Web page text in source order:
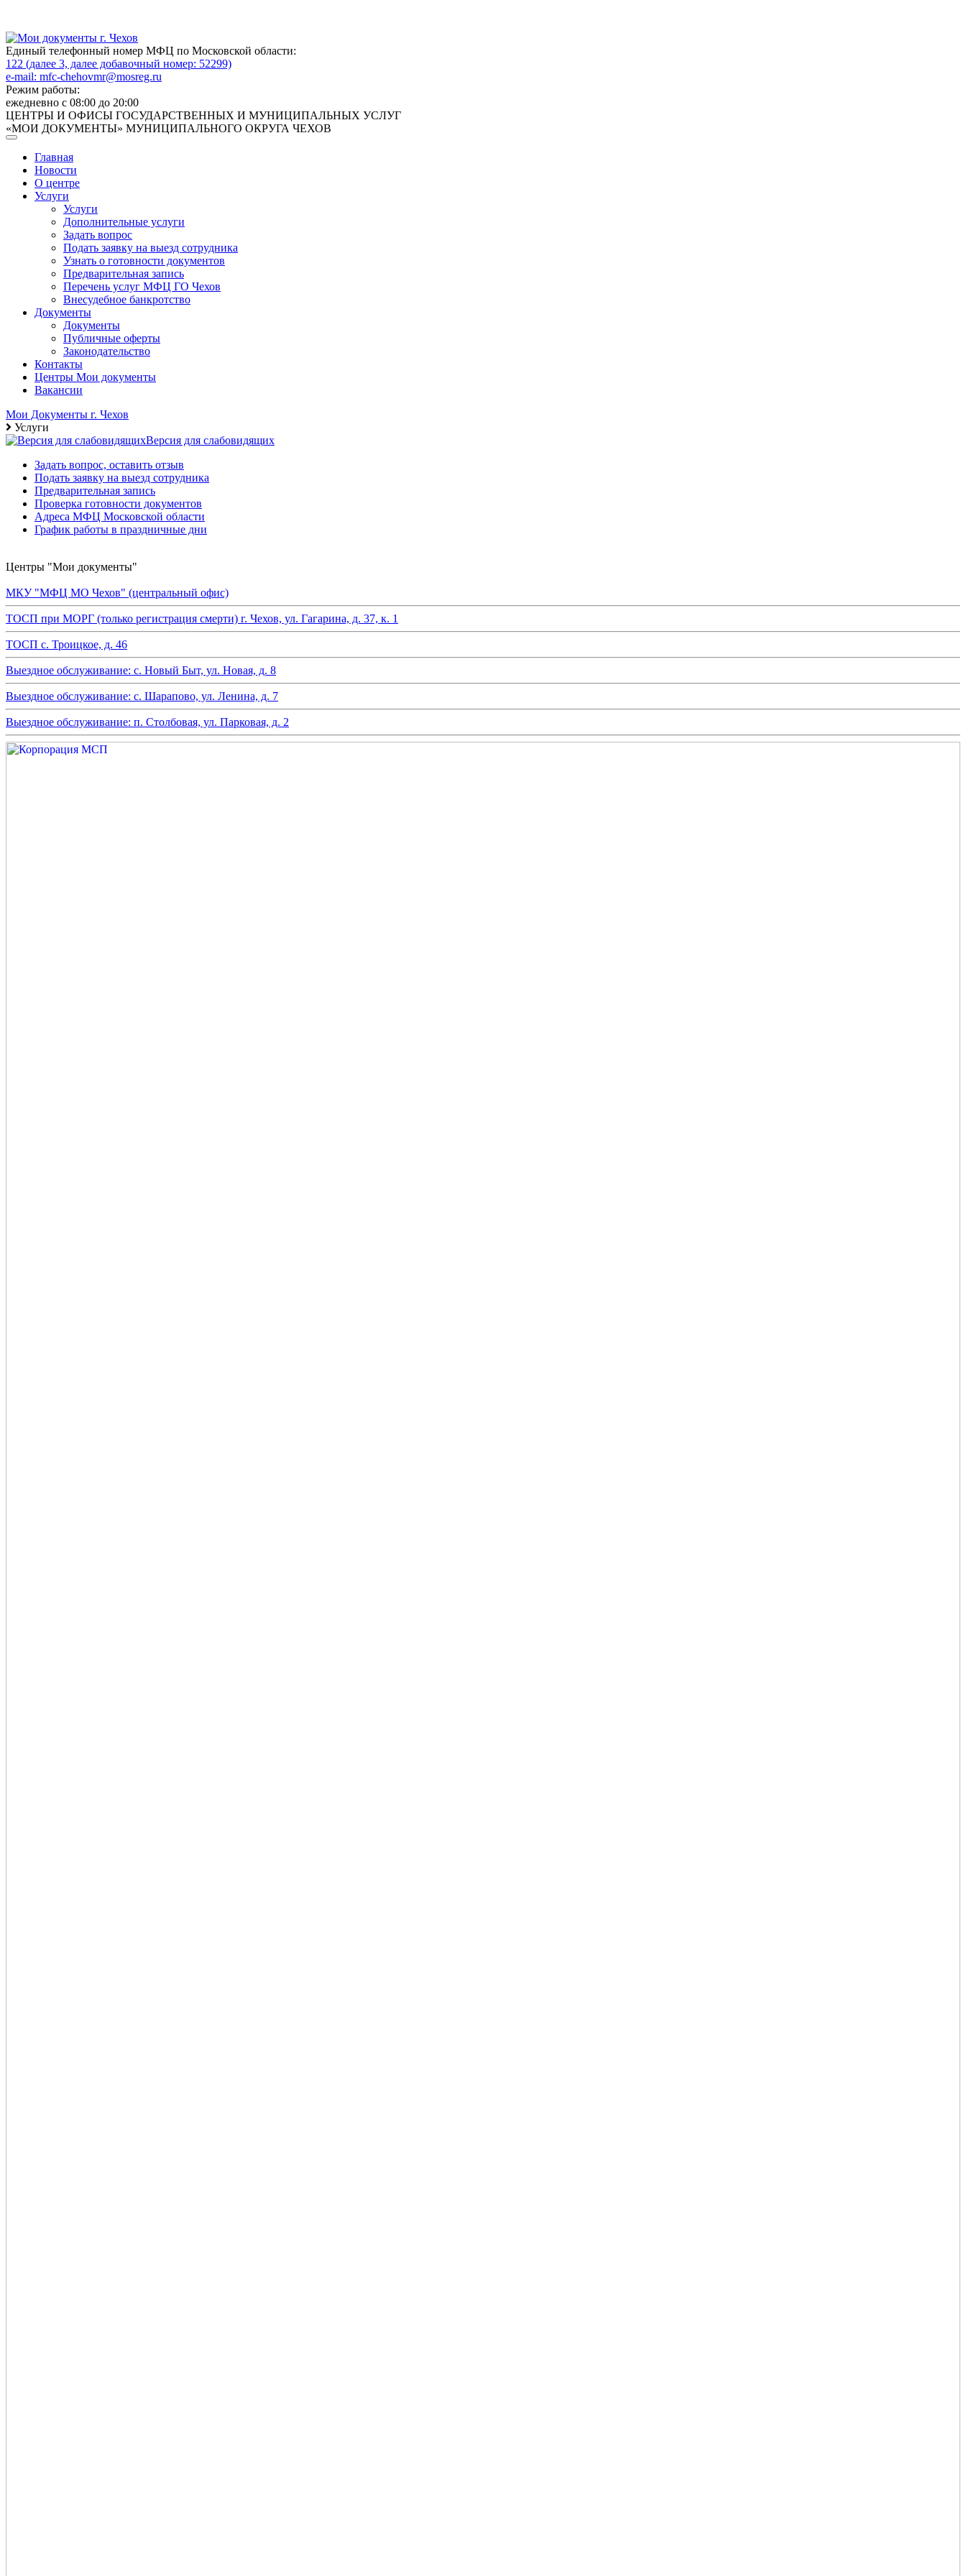
Единый телефонный номер МФЦ по Московской области:
122 (далее 3, далее добавочный номер: 52299)
e-mail: mfc-chehovmr@mosreg.ru
Режим работы:
ежедневно с 08:00 до 20:00
ЦЕНТРЫ И ОФИСЫ ГОСУДАРСТВЕННЫХ И МУНИЦИПАЛЬНЫХ УСЛУГ
«МОИ ДОКУМЕНТЫ» МУНИЦИПАЛЬНОГО ОКРУГА ЧЕХОВ
Главная
Новости
О центре
Услуги
Услуги
Дополнительные услуги
Задать вопрос
Подать заявку на выезд сотрудника
Узнать о готовности документов
Предварительная запись
Перечень услуг МФЦ ГО Чехов
Внесудебное банкротство
Документы
Документы
Публичные оферты
Законодательство
Контакты
Центры Мои документы
Вакансии
Мои Документы г. Чехов
Услуги
Версия для слабовидящих
Задать вопрос, оставить отзыв
Подать заявку на выезд сотрудника
Предварительная запись
Проверка готовности документов
Адреса МФЦ Московской области
График работы в праздничные дни
Центры "Мои документы"
МКУ "МФЦ МО Чехов" (центральный офис)
ТОСП при МОРГ (только регистрация смерти) г. Чехов, ул. Гагарина, д. 37, к. 1
ТОСП с. Троицкое, д. 46
Выездное обслуживание: с. Новый Быт, ул. Новая, д. 8
Выездное обслуживание: с. Шарапово, ул. Ленина, д. 7
Выездное обслуживание: п. Столбовая, ул. Парковая, д. 2